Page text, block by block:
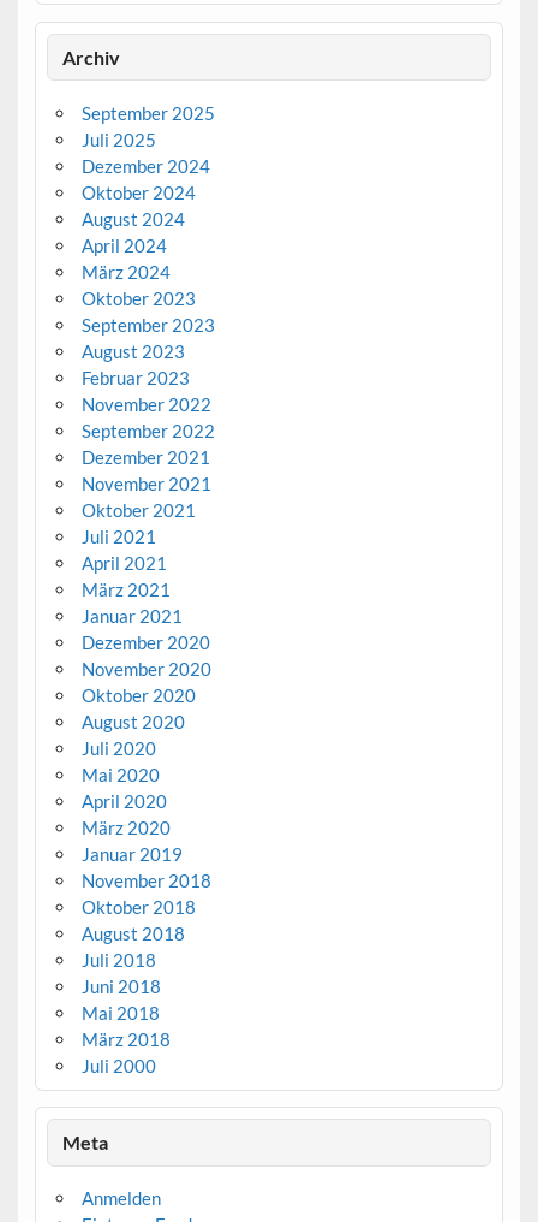
Archiv
September 2025
Juli 2025
Dezember 2024
Oktober 2024
August 2024
April 2024
März 2024
Oktober 2023
September 2023
August 2023
Februar 2023
November 2022
September 2022
Dezember 2021
November 2021
Oktober 2021
Juli 2021
April 2021
März 2021
Januar 2021
Dezember 2020
November 2020
Oktober 2020
August 2020
Juli 2020
Mai 2020
April 2020
März 2020
Januar 2019
November 2018
Oktober 2018
August 2018
Juli 2018
Juni 2018
Mai 2018
März 2018
Juli 2000
Meta
Anmelden